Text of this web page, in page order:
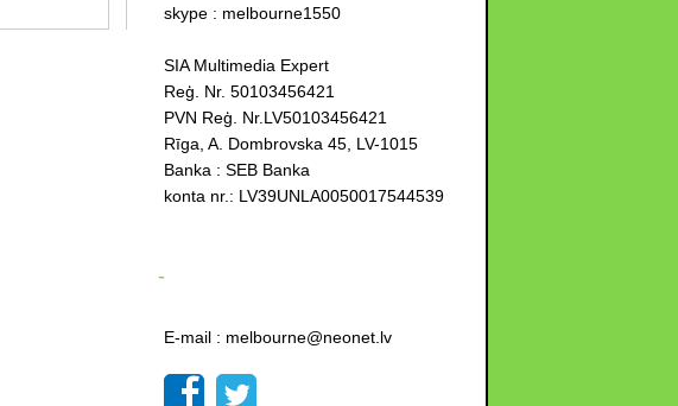
skype : melbourne1550
SIA Multimedia Expert
Reģ. Nr. 50103456421
PVN Reģ. Nr.LV50103456421
Rīga, A. Dombrovska 45, LV-1015
Banka : SEB Banka
konta nr.: LV39UNLA0050017544539
-
E-mail : melbourne@neonet.lv